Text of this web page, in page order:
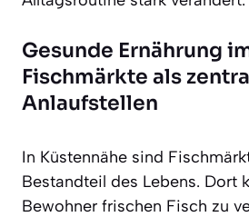
Gesunde Ernährung
Fischmärkte als
Anlaufstellen
In Küstennähe sind
Bestandteil des Lebens. Dort
Bewohner frischen Fisch zu